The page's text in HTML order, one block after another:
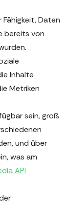
Fähigkeit, Daten
bereits von
Inhalte
Metriken
sein, groß
und über
was am
API